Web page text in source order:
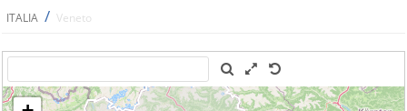
ITALIA / Veneto